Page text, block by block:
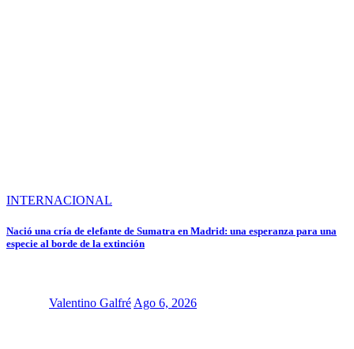
INTERNACIONAL
Nació una cría de elefante de Sumatra en Madrid: una esperanza para una
especie al borde de la extinción
Valentino GalfréAgo 6, 2026